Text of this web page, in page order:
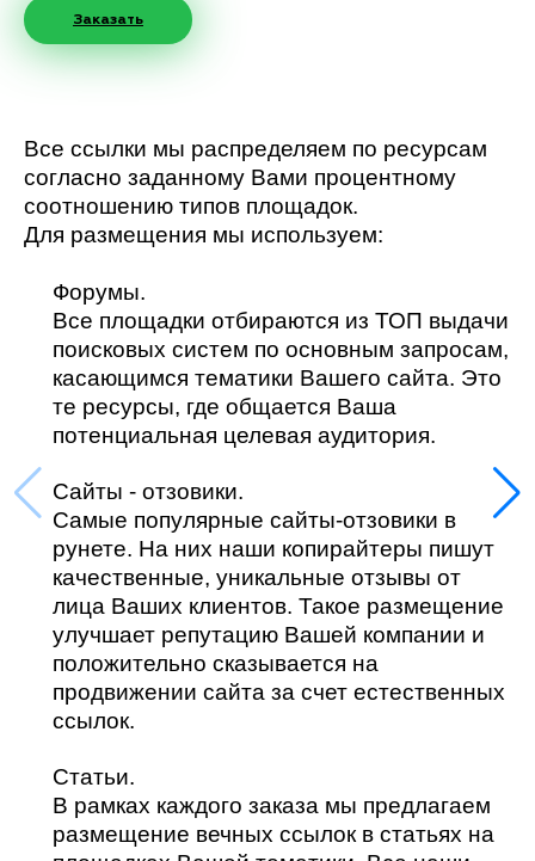
Заказать
Все ссылки мы распределяем по ресурсам
согласно заданному Вами процентному
соотношению типов площадок.
Для размещения мы используем:
Форумы.
Все площадки отбираются из ТОП выдачи
поисковых систем по основным запросам,
касающимся тематики Вашего сайта. Это
те ресурсы, где общается Ваша
потенциальная целевая аудитория.
Сайты - отзовики.
Самые популярные сайты-отзовики в
рунете. На них наши копирайтеры пишут
качественные, уникальные отзывы от
лица Ваших клиентов. Такое размещение
улучшает репутацию Вашей компании и
положительно сказывается на
продвижении сайта за счет естественных
ссылок.
Статьи.
В рамках каждого заказа мы предлагаем
размещение вечных ссылок в статьях на